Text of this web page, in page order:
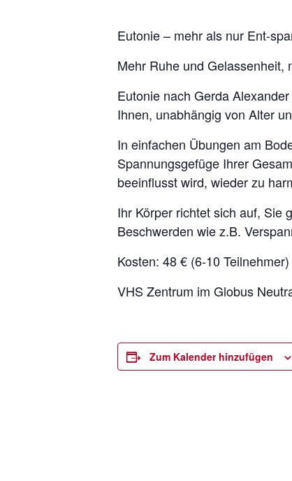
Eutonie – mehr als nur Ent-
Mehr Ruhe und Gelassenheit,
Eutonie nach Gerda Alexander
Ihnen, unabhängig von Alter
In einfachen Übungen am
Spannungsgefüge Ihrer
beeinflusst wird, wieder zu
Ihr Körper richtet sich auf, Sie
Beschwerden wie z.B.
Kosten: 48 € (6-10 Teilnehmer)
VHS Zentrum im Globus
Zum Kalender hinzufügen